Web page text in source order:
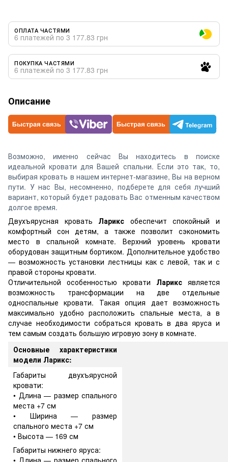
ОПЛАТА ЧАСТЯМИ
6 платежей по 3 177.83 грн
ПОКУПКА ЧАСТЯМИ
6 платежей по 3 177.83 грн
Описание
Возможно, именно сейчас Вы находитесь в поиске
идеальной кровати для Вашей спальни. Если это так, то,
выбирая кровать в нашем интернет-магазине, Вы на верном
пути. У нас Вы, несомненно, подберете для себя лучший
вариант, который будет радовать Вас отменным качеством
долгое время.
Двухъярусная кровать Ларикс обеспечит спокойный и
комфортный сон детям, а также позволит сэкономить
место в спальной комнате. Верхний уровень кровати
оборудован защитным бортиком. Дополнительное удобство
— возможность установки лестницы как с левой, так и с
правой стороны кровати.
Отличительной особенностью кровати Ларикс является
возможность трансформации на две отдельные
односпальные кровати. Такая опция дает возможность
максимально удобно расположить спальные места, а в
случае необходимости собраться кровать в два яруса и
тем самым создать большую игровую зону в комнате.
Основные характеристики
модели Ларикс:
Габариты двухъярусной
кровати:
• Длина — размер спального
места +7 см
• Ширина — размер
спального места +7 см
• Высота — 169 см
Габариты нижнего яруса:
• Длина — размер спального